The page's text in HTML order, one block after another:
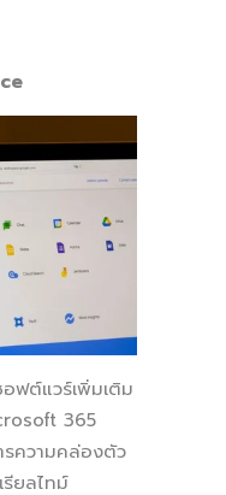
ฟต์แวร์เพิ่มเติม
365
รความคล่องตัว
รียลไทม์